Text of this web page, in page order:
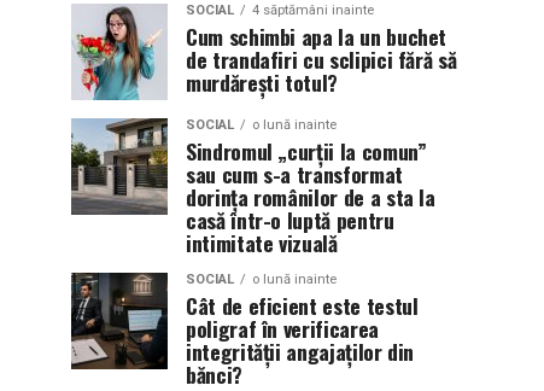
SOCIAL 4 săptămâni inainte
Cum schimbi apa la un buchet
de trandafiri cu sclipici fără să
murdărești totul?
SOCIAL o lună inainte
Sindromul „curții la comun”
sau cum s-a transformat
dorința românilor de a sta la
casă într-o luptă pentru
intimitate vizuală
SOCIAL o lună inainte
Cât de eficient este testul
poligraf în verificarea
integrității angajaților din
bănci?